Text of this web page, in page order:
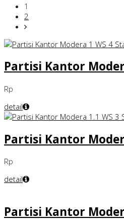
1
2
Partisi Kantor
Rp
detail
Partisi Kantor
Rp
detail
Partisi Kantor